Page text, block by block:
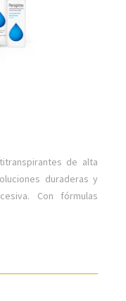
de alta
duraderas y
Con fórmulas